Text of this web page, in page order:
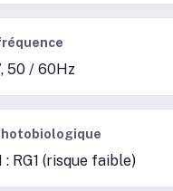
50 / 60Hz
: RG1 (risque faible)